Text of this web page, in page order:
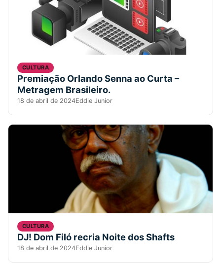
CULTURA
Premiação Orlando Senna ao Curta –
Metragem Brasileiro.
18 de abril de 2024Eddie Junior
CULTURA
DJ! Dom Filó recria Noite dos Shafts
18 de abril de 2024Eddie Junior